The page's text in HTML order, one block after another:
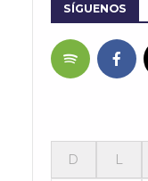
SÍGUENOS
D L